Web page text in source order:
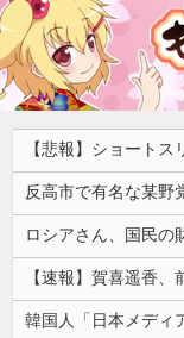
ロシアさん、国民の
【速報】賀喜遥香